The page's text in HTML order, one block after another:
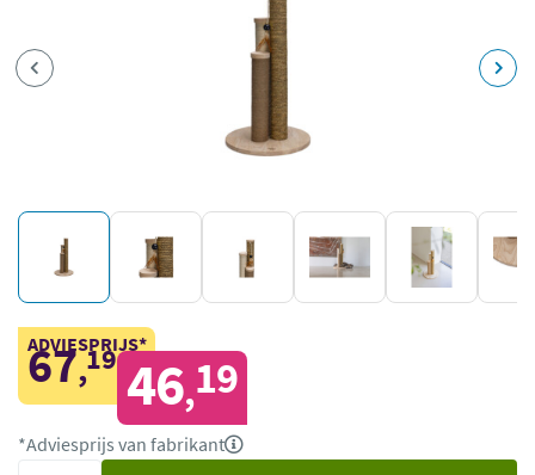
ADVIESPRIJS*
67,19 46,19
*Adviesprijs van fabrikant